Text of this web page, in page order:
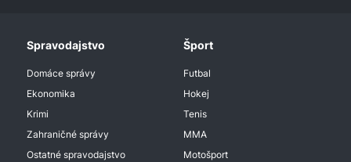
Spravodajstvo
Domáce správy
Ekonomika
Krimi
Zahraničné správy
Ostatné spravodajstvo
Šport
Futbal
Hokej
Tenis
MMA
Motošport